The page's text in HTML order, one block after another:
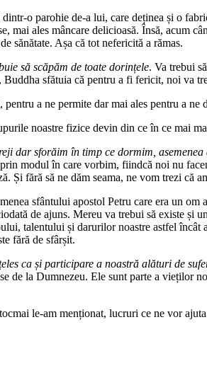
o parohie de-a lui, care deținea și o
mai ales mâncare delicioasă. Însă, acum
sănătate. Așa că tot nefericită a rămas.
să scăpăm de toate dorințele. Va trebui
sfătuia că pentru a fi fericit, noi va
a ne permite dar mai ales pentru a
noastre fizice devin din ce în ce mai
dar sforăim în timp ce dormim,
modul în care vorbim, fiindcă noi nu
Și fără să ne dăm seama, ne vom trezi că
sfântului apostol Petru care era un
de ajuns. Mereu va trebui să existe și
talentului și darurilor noastre astfel încât
fără de sfârșit.
ca și participare a noastră alături de
de la Dumnezeu. Ele sunt parte a vieților
le-am menționat, lucruri ce ne vor